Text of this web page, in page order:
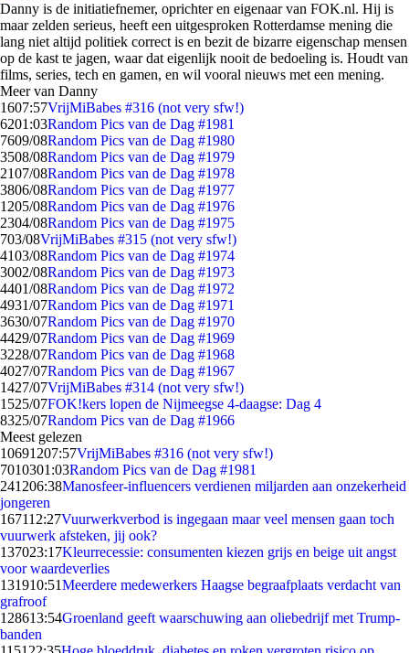
Danny is de initiatiefnemer, oprichter en eigenaar van FOK.nl. Hij is
maar zelden serieus, heeft een uitgesproken Rotterdamse mening die
lang niet altijd politiek correct is en bezit de bizarre eigenschap mensen
op de kast te jagen, waar dat eigenlijk nooit de bedoeling is. Houdt van
films, series, tech en gamen, en wil vooral nieuws met een mening.
Meer van Danny
1607:57VrijMiBabes #316 (not very sfw!)
6201:03Random Pics van de Dag #1981
7609/08Random Pics van de Dag #1980
3508/08Random Pics van de Dag #1979
2107/08Random Pics van de Dag #1978
3806/08Random Pics van de Dag #1977
1205/08Random Pics van de Dag #1976
2304/08Random Pics van de Dag #1975
703/08VrijMiBabes #315 (not very sfw!)
4103/08Random Pics van de Dag #1974
3002/08Random Pics van de Dag #1973
4401/08Random Pics van de Dag #1972
4931/07Random Pics van de Dag #1971
3630/07Random Pics van de Dag #1970
4429/07Random Pics van de Dag #1969
3228/07Random Pics van de Dag #1968
4027/07Random Pics van de Dag #1967
1427/07VrijMiBabes #314 (not very sfw!)
1525/07FOK!kers lopen de Nijmeegse 4-daagse: Dag 4
8325/07Random Pics van de Dag #1966
Meest gelezen
10691207:57VrijMiBabes #316 (not very sfw!)
7010301:03Random Pics van de Dag #1981
241206:38Manosfeer-influencers verdienen miljarden aan onzekerheid
jongeren
167112:27Vuurwerkverbod is ingegaan maar veel mensen gaan toch
vuurwerk afsteken, jij ook?
137023:17Kleurrecessie: consumenten kiezen grijs en beige uit angst
voor waardeverlies
131910:51Meerdere medewerkers Haagse begraafplaats verdacht van
grafroof
128613:54Groenland geeft waarschuwing aan oliebedrijf met Trump-
banden